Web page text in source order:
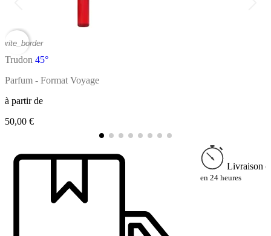
Trudon 45°
Parfum - Format Voyage
à partir de
50,00 €
Livraison
en 24 heures